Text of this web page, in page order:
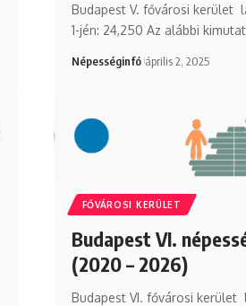
Budapest V. fővárosi kerület
1-jén: 24,250 Az alábbi
Népességinfó április 2, 2025
FŐVÁROSI KERÜLET
Budapest VI.
(2020 – 2026)
Budapest VI. fővárosi